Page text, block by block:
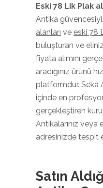
Eski 78 Lik Plak
Antika
alanları ve eski 78
buluşturan ve
fiyata alımını
aradığınız ürünü
platformdur. Seka
içinde en
gerçekleştiren
Antikalarınız veya
adresinizde tespit
Satın